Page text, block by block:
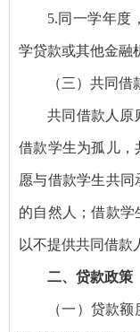
5.同一学年度
学贷款或其他金融
（三）共同借
共同借款人原
借款学生为孤儿，
愿与借款学生共同
的自然人；借款
以不提供共同借款
二、贷款政策
（一）贷款